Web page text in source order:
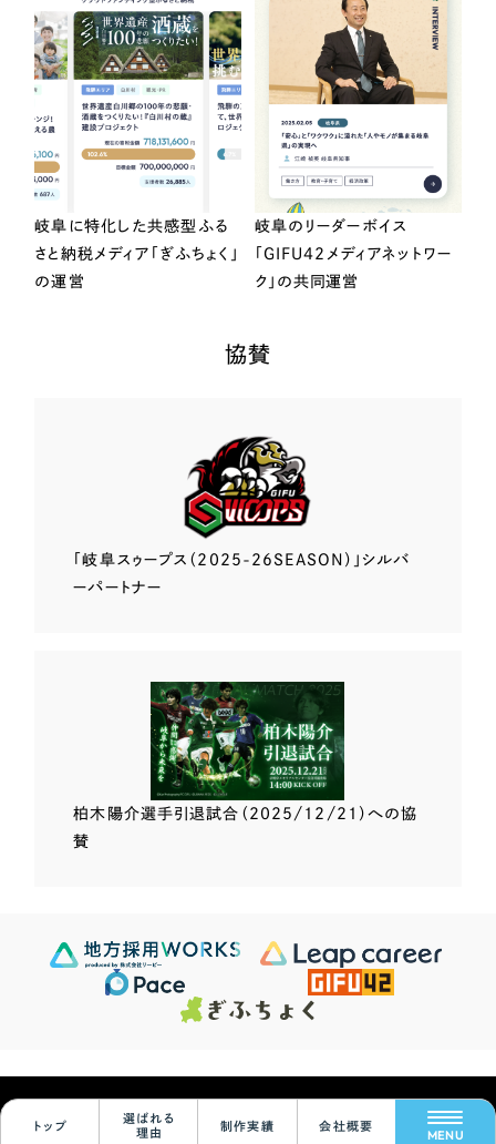
トップ
選ばれる
理由
制作実績 会社概要
MENU
624 この条件で検索する
絞り込みをリセット
岐阜に特化した共感型ふる
さと納税メディア「ぎふちょく」
の運営
岐阜のリーダーボイス
「GIFU42メディアネットワー
ク」の共同運営
協賛
「岐阜スゥープス （2025-26SEASON）」 シルバ
ーパートナー
柏木陽介選手引退試合（2025/12/21）への協
賛